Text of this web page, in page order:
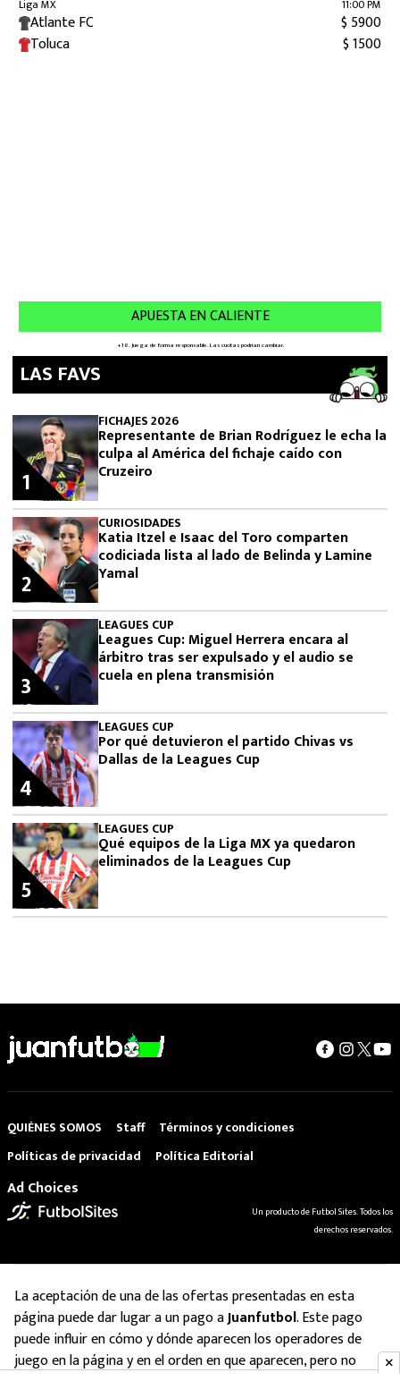
LAS FAVS
FICHAJES 2026
Representante de Brian Rodríguez le echa la
culpa al América del fichaje caído con
Cruzeiro
1
CURIOSIDADES
Katia Itzel e Isaac del Toro comparten
codiciada lista al lado de Belinda y Lamine
Yamal
2
LEAGUES CUP
Leagues Cup: Miguel Herrera encara al
árbitro tras ser expulsado y el audio se
cuela en plena transmisión
3
LEAGUES CUP
Por qué detuvieron el partido Chivas vs
Dallas de la Leagues Cup
4
LEAGUES CUP
Qué equipos de la Liga MX ya quedaron
eliminados de la Leagues Cup
5
QUIÉNES SOMOS Staff
Términos y condiciones
Políticas de privacidad
Política Editorial
Ad Choices
Un producto de Futbol Sites. Todos los
derechos reservados.
La aceptación de una de las ofertas presentadas en esta
página puede dar lugar a un pago aJuanfutbol. Este pago
puede influir en cómo y dónde aparecen los operadores de
juego en la página y en el orden en que aparecen, pero no